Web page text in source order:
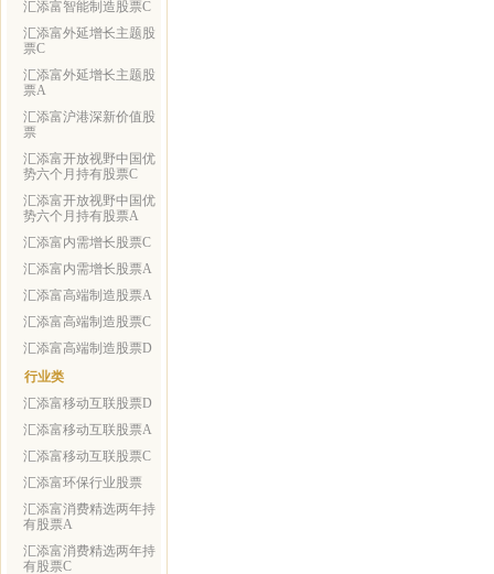
汇添富智能制造股票C
汇添富外延增长主题股
票C
汇添富外延增长主题股
票A
汇添富沪港深新价值股
票
汇添富开放视野中国优
势六个月持有股票C
汇添富开放视野中国优
势六个月持有股票A
汇添富内需增长股票C
汇添富内需增长股票A
汇添富高端制造股票A
汇添富高端制造股票C
汇添富高端制造股票D
行业类
汇添富移动互联股票D
汇添富移动互联股票A
汇添富移动互联股票C
汇添富环保行业股票
汇添富消费精选两年持
有股票A
汇添富消费精选两年持
有股票C